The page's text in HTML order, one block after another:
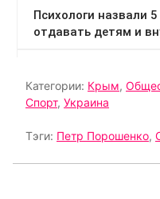
Категории: Крым,
Спорт, Украина
Тэги: Петр Порошенко,